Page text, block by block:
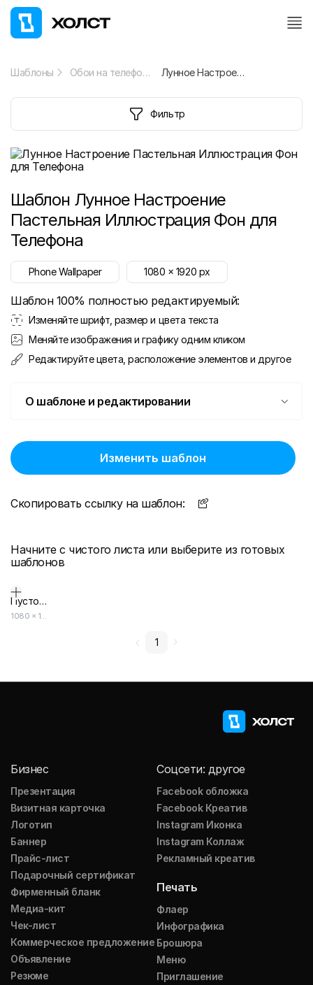
Шаблоны Обои на телефон Лунное Настроение Пастельная Иллюстрация Фон для Телефона
Фильтр
Шаблон Лунное Настроение
Пастельная Иллюстрация Фон для
Телефона
Phone Wallpaper 1080 x 1920 px
Шаблон 100% полностью редактируемый:
Изменяйте шрифт, размер и цвета текста
Меняйте изображения и графику одним кликом
Редактируйте цвета, расположение элементов и другое
О шаблоне и редактировании
Изменить шаблон
Скопировать ссылку на шаблон:
Начните с чистого листа или выберите из готовых
шаблонов
Пустой дизайн-макет
1080 × 1920
1
Бизнес
Презентация
Визитная карточка
Логотип
Баннер
Прайс-лист
Подарочный сертификат
Фирменный бланк
Медиа-кит
Чек-лист
Коммерческое предложение
Объявление
Резюме
Соцсети: другое
Facebook обложка
Facebook Креатив
Instagram Иконка
Instagram Коллаж
Рекламный креатив
Печать
Флаер
Инфографика
Брошюра
Меню
Приглашение